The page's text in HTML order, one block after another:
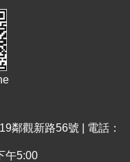
鄰觀新路56號 | 電話：
午5:00